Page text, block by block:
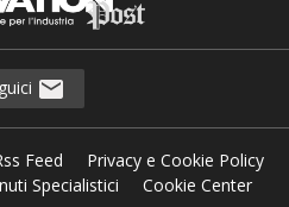
Feed
Privacy e Cookie Policy
Specialistici
Cookie Center